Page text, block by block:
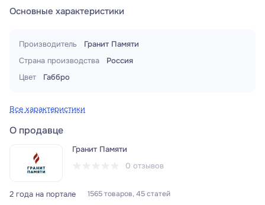
Основные характеристики
Производитель
Гранит Памяти
Страна производства
Россия
Цвет
Габбро
Все характеристики
О продавце
Гранит Памяти
0 отзывов
2 года на портале 1565 товаров, 45 статей